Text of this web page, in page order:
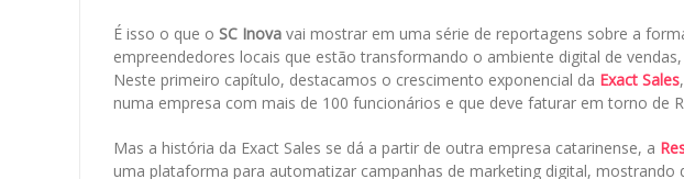
É isso o que o SC Inova vai mostrar em uma série de reportagens sobre a
empreendedores locais que estão transformando o ambiente digital de
Neste primeiro capítulo, destacamos o crescimento exponencial da Exact Sales
numa empresa com mais de 100 funcionários e que deve faturar em torno de
Mas a história da Exact Sales se dá a partir de outra empresa catarinense, a
uma plataforma para automatizar campanhas de marketing digital, mostrando